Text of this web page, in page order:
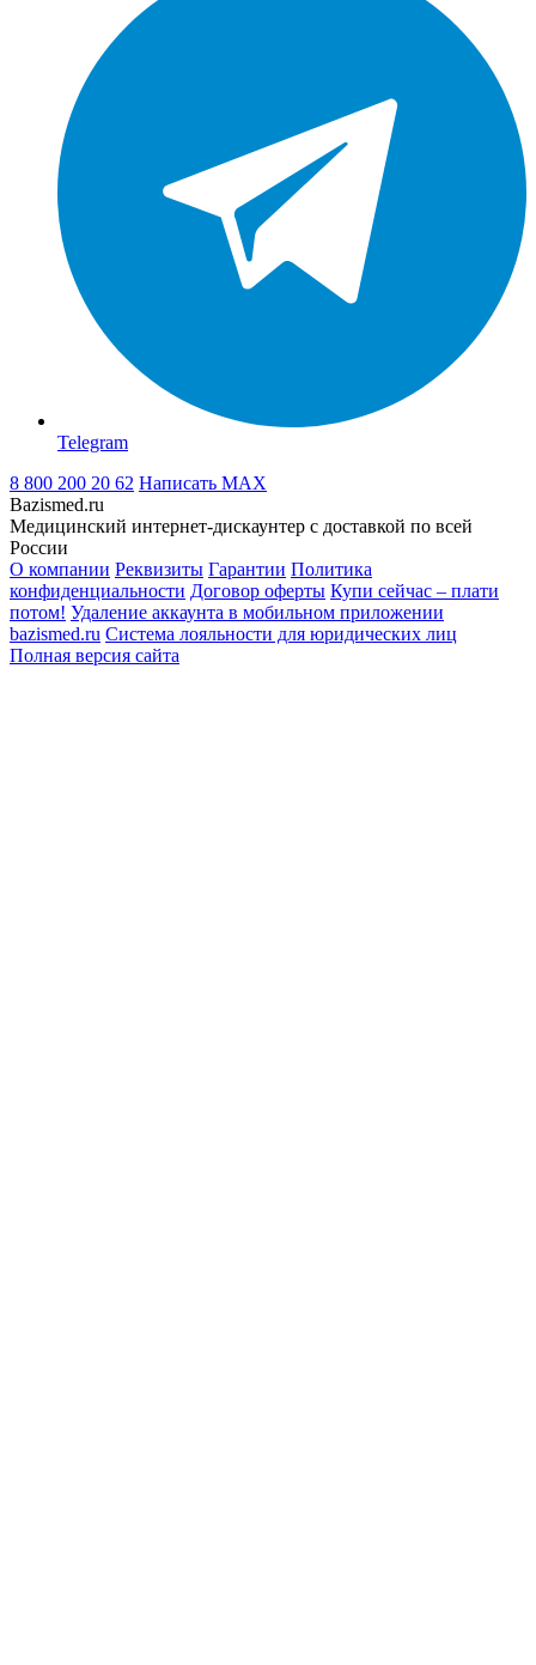
Telegram
8 800 200 20 62 Написать MAX
Bazismed.ru
Медицинский интернет-дискаунтер с доставкой по всей
России
О компании Реквизиты Гарантии Политика
конфиденциальности Договор оферты Купи сейчас – плати
потом! Удаление аккаунта в мобильном приложении
bazismed.ru Система лояльности для юридических лиц
Полная версия сайта